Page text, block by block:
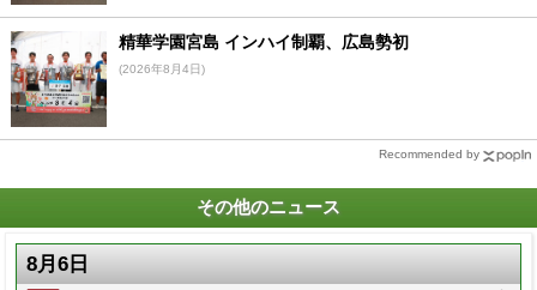
精華学園宮島 インハイ制覇、広島勢初
(2026年8月4日)
Recommended by
その他のニュース
8月6日